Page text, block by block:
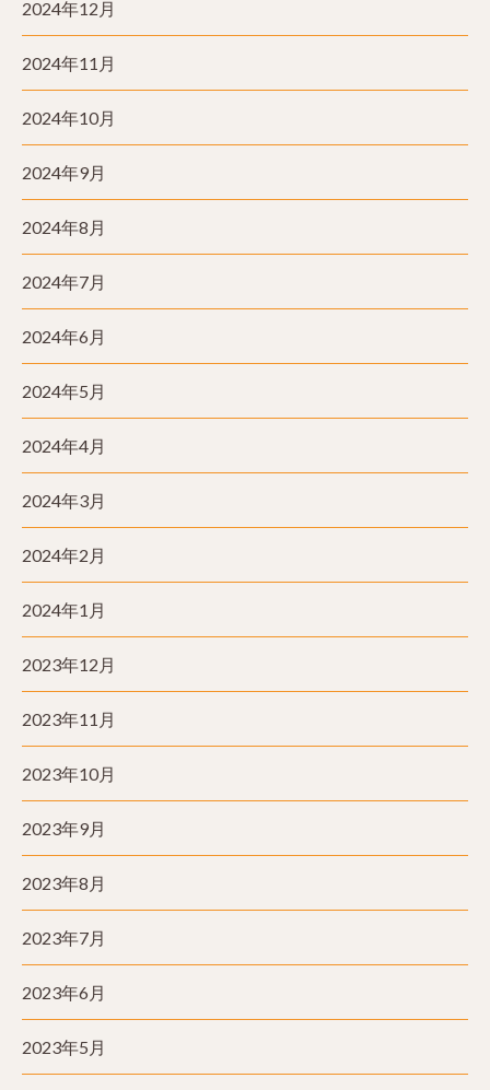
2024年12月
2024年11月
2024年10月
2024年9月
2024年8月
2024年7月
2024年6月
2024年5月
2024年4月
2024年3月
2024年2月
2024年1月
2023年12月
2023年11月
2023年10月
2023年9月
2023年8月
2023年7月
2023年6月
2023年5月